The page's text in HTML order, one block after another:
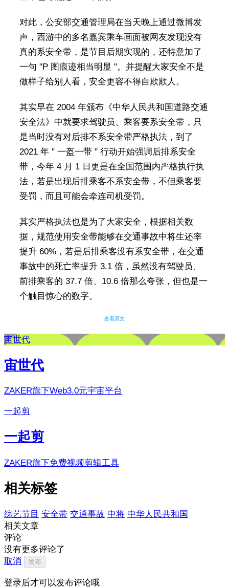
对此，公安部交通管理局在当天晚上通过微博发
声，西游中的多名嘉宾乘车画面被网友发现没有
真的系安全带，是节目后期实现的，还特意加了
一句 "P 图痕迹相当明显 "。并提醒大家安全不是
做样子给别人看，安全更容不得自欺欺人。
其实早在 2004 年颁布《中华人民共和国道路交通
安全法》中就要求驾驶员、乘客要系安全带，只
是当时没有对后排不系安全带严格执法，到了
2021 年 " 一盔一带 " 行动开始强调后排系安全
带，今年 4 月 1 日更是在全国范围内严格执行执
法，若是出现后排乘客不系安全带，不但乘客要
受罚，而且可能会牵连司机受罚。
其实严格执法也是为了大家安全，根据相关数
据，规范使用安全带能够在交通事故中将生还率
提升 60%，若是后排乘客没有系安全带，在交通
事故中的死亡率提升 3.1 倍，虽然没有驾驶员、
前排乘客的 37.7 倍、10.6 倍那么夸张，但也是一
个触目惊心的数字。
查看原文
宙世代
宙世代
ZAKER旗下Web3.0元宇宙平台
一起剪
一起剪
ZAKER旗下免费视频剪辑工具
相关标签
综艺节目 安全带 交通事故 中将 中华人民共和国
相关文章
评论
没有更多评论了
取消
发布
登录后才可以发布评论哦